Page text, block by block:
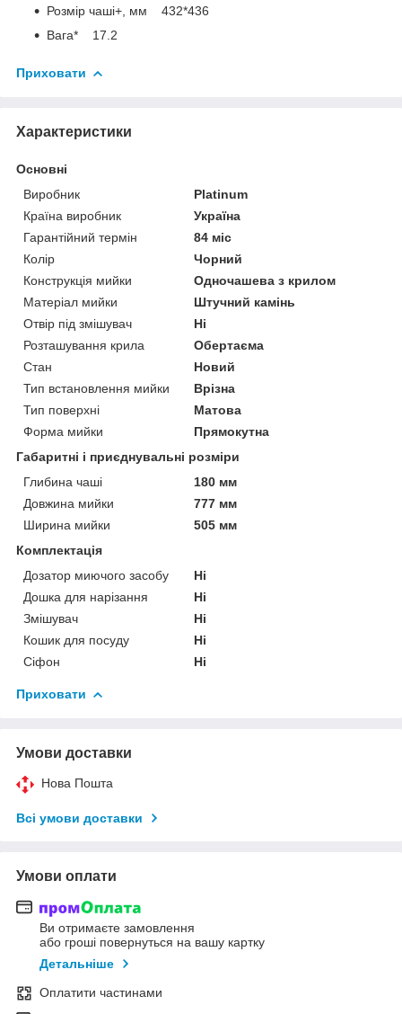
Розмір чаші+, мм 432*436
Вага* 17.2
Приховати
Характеристики
Основні
Виробник
Platinum
Країна виробник
Україна
Гарантійний термін
84 міс
Колір
Чорний
Конструкція мийки
Одночашева з крилом
Матеріал мийки
Штучний камінь
Отвір під змішувач
Ні
Розташування крила
Обертаєма
Стан
Новий
Тип встановлення мийки
Врізна
Тип поверхні
Матова
Форма мийки
Прямокутна
Габаритні і приєднувальні розміри
Глибина чаші
180 мм
Довжина мийки
777 мм
Ширина мийки
505 мм
Комплектація
Дозатор миючого засобу
Ні
Дошка для нарізання
Ні
Змішувач
Ні
Кошик для посуду
Ні
Сіфон
Ні
Приховати
Умови доставки
Нова Пошта
Всі умови доставки
Умови оплати
Ви отримаєте замовлення
або гроші повернуться на вашу картку
Детальніше
Оплатити частинами